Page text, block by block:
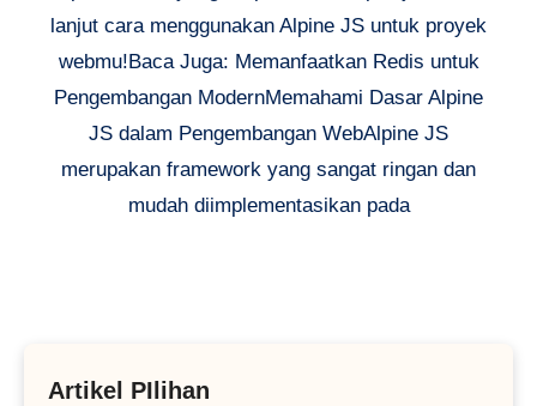
lanjut cara menggunakan Alpine JS untuk proyek
webmu!Baca Juga: Memanfaatkan Redis untuk
Pengembangan ModernMemahami Dasar Alpine
JS dalam Pengembangan WebAlpine JS
merupakan framework yang sangat ringan dan
mudah diimplementasikan pada
Artikel PIlihan